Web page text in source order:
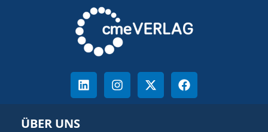
ÜBER UNS